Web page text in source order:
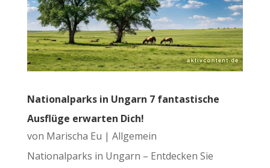
Nationalparks in Ungarn 7 fantastische
Ausflüge erwarten Dich!
von Marischa Eu | Allgemein
Nationalparks in Ungarn – Entdecken Sie